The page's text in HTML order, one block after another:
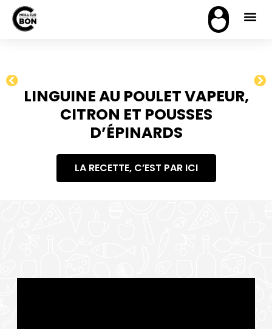
LINGUINE AU POULET VAPEUR,
CITRON ET POUSSES
D’ÉPINARDS
LA RECETTE, C’EST PAR ICI